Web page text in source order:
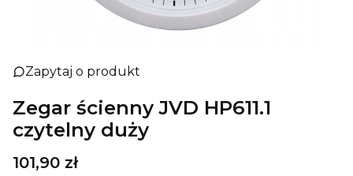
Zapytaj o produkt
Zegar ścienny JVD HP611.1
czytelny duży
Cena
101,90 zł